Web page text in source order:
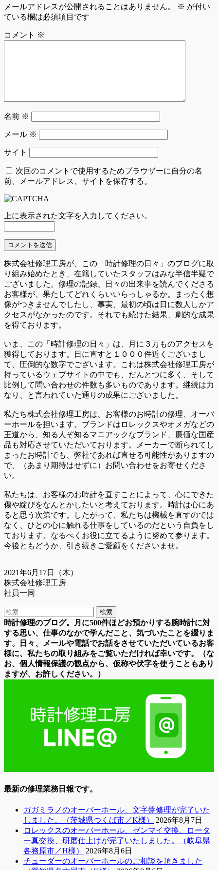
メールアドレスが公開されることはありません。 ※ が付い
ている欄は必須項目です
コメント ※
名前 ※
メール ※
サイト
次回のコメントで使用するためブラウザーに自分の名
前、メールアドレス、サイトを保存する。
上に表示された文字を入力してください。
株式会社修理工房が、この「時計修理の日々」のブログに取
り組み始めたとき、在籍していたスタッフはみな半信半疑で
ございました。修理の記録、日々の出来事を読んでくださる
お客様が、果たしてどれくらいいらっしゃるか。まったく想
像がつきませんでしたし、事実、最初の頃は日に数人しかア
クセスがなかったのです。それでも続けた結果、劇的な成果
を得ております。
いま、この「時計修理の日々」は、月に３万ものアクセスを
獲得しております。日に直すと１０００件近くございまし
て、圧倒的な数字でございます。これは株式会社修理工房が
持っているウェブサイトの中でも、だんとつに多く、そして
比例して問い合わせの件数も多いものであります。継続は力
なり、と言われていた通りの成果にございました。
私たち株式会社修理工房は、お客様のお時計の修理、オーバ
ーホールを担います。ブランドはロレックスやオメガなどの
王道から、知る人ぞ知るマニアックなブランド、廉価な国産
品も対応させていただいております。メーカーで断られてし
まったお時計でも、弊社であれば直せる可能性がありますの
で、（あまり期待はせずに）お問い合わせをお寄せくださ
い。
私たちは、お客様のお時計を直すことによって、心にできた
傷や綻びをなんとかしたいと考えております。時計は心にあ
ると思う次第です。したがって、私たちは機械を直すのでは
なく、ひとの心に触れる仕事をしているのだという自負をし
ております。なるべくお役に立てるように努めて参ります。
今後ともどうか、引き続きご愛顧をくださいませ。
2021年6月17日（木）
株式会社修理工房
社員一同
時計修理のブログ。月に500件ほどお預かりする腕時計に対
する思い、仕事のなかで学んだこと、気づいたことを綴りま
す。日々、メールや電話でお話をさせていただいているお客
様に、私たちの取り組みをご覧いただければ幸いです。（な
お、個人情報保護の観点から、仮称や伏字を使うこともあり
ますが、お許しください。）
最新の修理業務日報です。
ガガミラノのオーバーホール、文字盤修理が完了いた
しました。（茨城県つくば市／K様）
2026年8月7日
ロレックスのオーバーホール、ゼンマイ交換、ロータ
ー真交換、研磨仕上げが完了いたしました。（岐阜県
各務原市／H様）
2026年8月6日
チューダーのオーバーホールのご相談を頂きました